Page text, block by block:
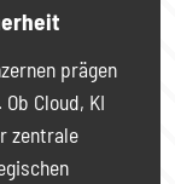
prägen
Cloud, KI
zentrale